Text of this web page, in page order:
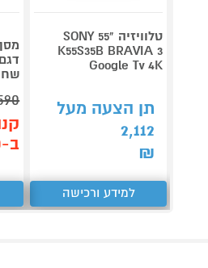
טלוויזיה "55 SONY
K55S35B BRAVIA 3
Google Tv 4K
תן הצעה מעל
2,112
₪
למידע ורכישה
ב-₪2,090